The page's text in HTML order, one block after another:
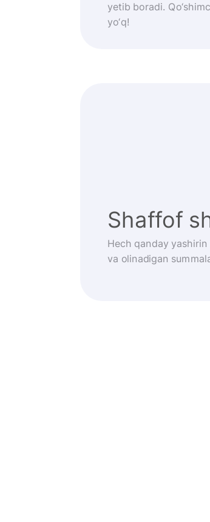
yetib boradi.
yo‘q!
Shaffof
Hech qanday
va olinadigan